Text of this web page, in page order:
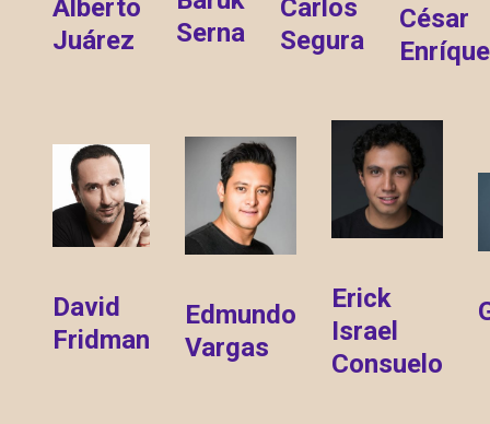
Alberto
Juárez
Serna
Carlos
Segura
César
David
Fridman
Edmundo
Vargas
Erick
Israel
Consuelo